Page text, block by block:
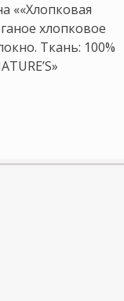
««Хлопковая
хлопковое
Ткань: 100%